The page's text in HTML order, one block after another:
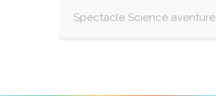
Spectacle Science aventure